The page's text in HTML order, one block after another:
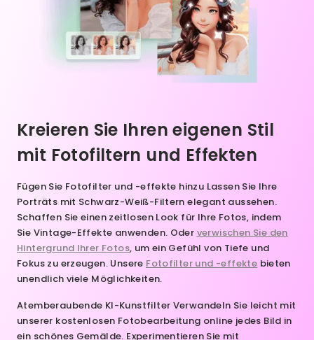
Kreieren Sie Ihren eigenen Stil
mit Fotofiltern und Effekten
Fügen Sie Fotofilter und -effekte hinzu Lassen Sie Ihre
Porträts mit Schwarz-Weiß-Filtern elegant aussehen.
Schaffen Sie einen zeitlosen Look für Ihre Fotos, indem
Sie Vintage-Effekte anwenden. Oder verwischen Sie den
Hintergrund Ihrer Fotos, um ein Gefühl von Tiefe und
Fokus zu erzeugen. Unsere Fotofilter und -effekte bieten
unendlich viele Möglichkeiten.
Atemberaubende KI-Kunstfilter Verwandeln Sie leicht mit
unserer kostenlosen Fotobearbeitung online jedes Bild in
ein schönes Gemälde. Experimentieren Sie mit